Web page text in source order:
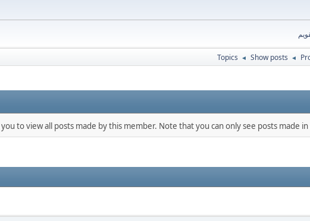
◄
Show posts
◄
Topics
to view all posts made by this member. Note that you can only see posts made